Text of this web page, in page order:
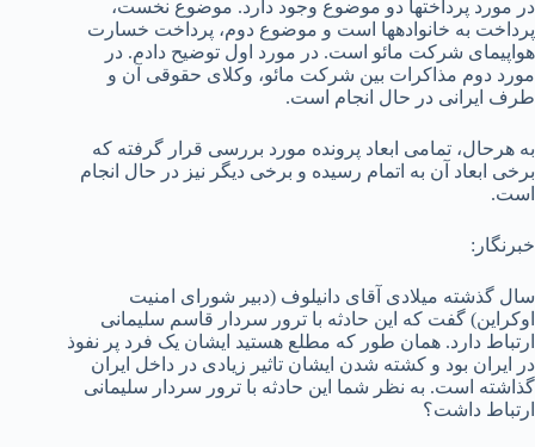
در مورد پرداخت­ها دو موضوع وجود دارد. موضوع نخست،
پرداخت به خانواده­ها است و موضوع دوم، پرداخت خسارت
هواپیمای شرکت مائو است. در مورد اول توضیح دادم. در
مورد دوم مذاکرات بین شرکت مائو، وکلای حقوقی آن و
طرف ایرانی در حال انجام است.
به هرحال، تمامی ابعاد پرونده مورد بررسی قرار گرفته که
برخی ابعاد آن به اتمام رسیده و برخی دیگر نیز در حال انجام
است.
خبرنگار:
سال گذشته میلادی آقای دانیلوف (دبیر شورای امنیت
اوکراین) گفت که این حادثه با ترور سردار قاسم سلیمانی
ارتباط دارد. همان طور که مطلع هستید ایشان یک فرد پر نفوذ
در ایران بود و کشته شدن ایشان تاثیر زیادی در داخل ایران
گذاشته است. به نظر شما این حادثه با ترور سردار سلیمانی
ارتباط داشت؟